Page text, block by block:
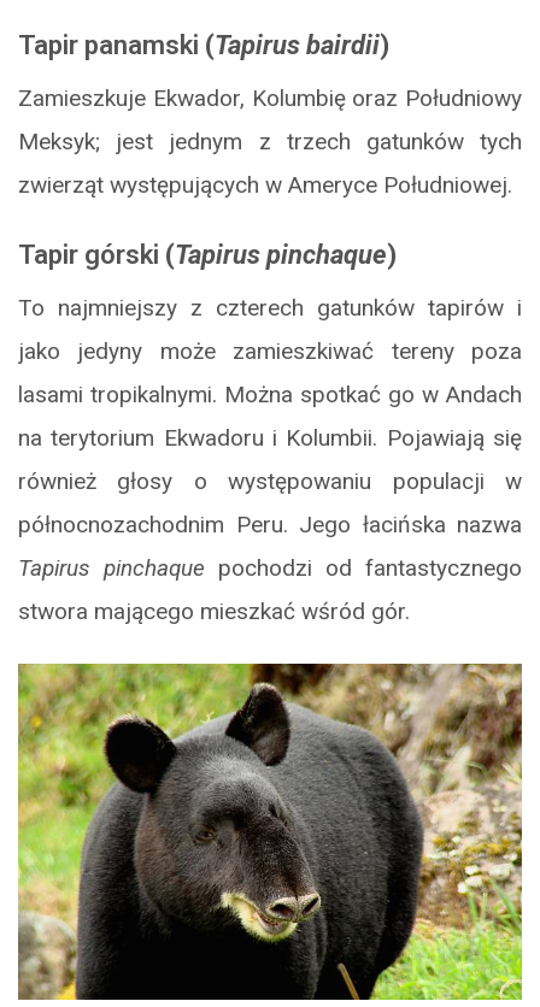
Tapir panamski (Tapirus bairdii)
Zamieszkuje Ekwador, Kolumbię oraz Południowy
Meksyk; jest jednym z trzech gatunków tych
zwierząt występujących w Ameryce Południowej.
Tapir górski (Tapirus pinchaque)
To najmniejszy z czterech gatunków tapirów i
jako jedyny może zamieszkiwać tereny poza
lasami tropikalnymi. Można spotkać go w Andach
na terytorium Ekwadoru i Kolumbii. Pojawiają się
również głosy o występowaniu populacji w
północnozachodnim Peru. Jego łacińska nazwa
Tapirus pinchaque pochodzi od fantastycznego
stwora mającego mieszkać wśród gór.